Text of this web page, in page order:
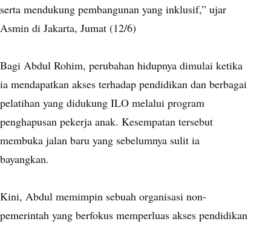
serta mendukung pembangunan yang inklusif,” ujar
Asmin di Jakarta, Jumat (12/6)
Bagi Abdul Rohim, perubahan hidupnya dimulai ketika
ia mendapatkan akses terhadap pendidikan dan berbagai
pelatihan yang didukung ILO melalui program
penghapusan pekerja anak. Kesempatan tersebut
membuka jalan baru yang sebelumnya sulit ia
bayangkan.
Kini, Abdul memimpin sebuah organisasi non-
pemerintah yang berfokus memperluas akses pendidikan